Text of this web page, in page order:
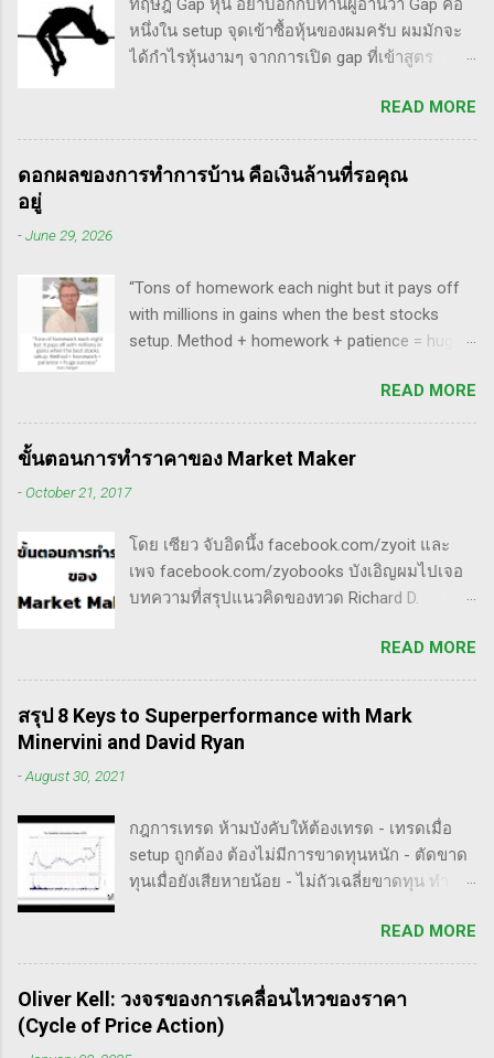
ซื้อมาขายไปในกรอบเวลาหนึ...
Money Selling Stocks Short อีกด้วย ผมเองก็เคย
แปลงานของแกแบบมั่วๆ หลายเรื่องด้วยกันนะ
อาทิ - Voodoo - ทรงหุ้นซิ่ง ราคาย่อ วอลุ่มหาย -
ผมเป็นแฟนคลับของแกนั่นเองครับ ง่ายๆเลย ที่
ชอบเพราะเราต่างมีอาจารย์ร่วมกันก็คือ ปู่โอนีล,
ทวดลิเวอร์มอร์ และทวด Wyckoff นั่นเอง (คือผม
นี้นะ...
ทฤษฎี Gap หุ้น อยาบอกกับท่านผู้อ่านว่า Gap คือ
หนึ่งใน setup จุดเข้าซื้อหุ้นของผมครับ ผมมักจะ
ได้กำไรหุ้นงามๆ จากการเปิด gap ที่เข้าสูตร
ทำการบ้าน มันส่งสัญญาณซื้อ แบบเปิด gap ผมจะ
ชอบมาก แต่ถึงกระนั้น มันก็ไม่ได้เป๊ะทุกตัวนะ
ครับ มีล้มเหลวเกินครึ่ง เราต้องคอยคัดตัวที่ไม่ดี
ออก เหลือตัวเจ๋งๆ แรงๆ ให้มันวิ่งทำเงินให้เราไป
เมื่อเอามาใช้ร่วมกับวอลุ่ม ในคลิปนี้เธอจัดเต็ม
เรื่องของ gap ซึ่งถือว่าครบเครื่องเอามากๆ ทฤษฎี
gap ที่เกี่ยวข้องกับเวฟ มีดังนี้ Common gap ใน
มือที่หวงของ เพราะเขาจะตบขึ้น/ลงเพื่อให้เม่า
คายหุ้นคืน ยิ่งมีเยอะยิ่งน่าสนใจ gap ประเภทนี้มัก
จะมีการลงมาปิดในเวลาอีกไม่นาน เพราะราคายัง
ประเภท double three Breakaway gap เป็นการ
กระโดดข้ามเวฟสอง...
READ MORE
ดอกผลของการทำการบ้าน คือเงินล้านที่รอคุณ
อยู่
-June 29, 2026
“Tons of homework each night but it pays off
with millions in gains when the best stocks
setup. Method + homework + patience = huge
“การทำการบ้านอย่างหนักทุกคืน จะให้ผล
ตอบแทนเป็นผลกำไรมหาศาลเป็นล้านๆ เมื่อรวม
วิธีการที่พิสูจน์ได้ การบ้าน และความอดทนเข้า
เป็นการติดตามข่าวสาร การวิเคราะห์ทางเทคนิค
หรือปัจจัยพื้นฐาน การสแกนหุ้นที่มีศักยภาพเป็นผู้
ชนะในอนาคต การลงรายละเอียดในการวิเคราะห์
จังหวะที่เหมาะสมในการเข้าเทรด . - วิธีการที่
พิสูจน์แล้วว่าทำเงินได้จริงและทำซ้ำได้ตลอด
(Method): การมีระบบหรือกลยุทธ์ที่ชัดเจนในการ
เทรดเป็นสิ่งสำคัญ เพราะจะช่วยให้คุณไม่หลงลืม
(Patience): การรอคอยและไม่รีบร้อนถือเป็น
คุณสมบัติที่สำคัญในนักเทรด ความอดทนช่วยให้
คุณสามารถทนต่อความผันผวนของตลาดและรอ
คอยจังหวะที่ดี...
READ MORE
ขั้นตอนการทำราคาของ Market Maker
-October 21, 2017
โดย เซียว จับอิดนึ้ง facebook.com/zyoit และ
เพจ facebook.com/zyobooks บังเอิญผมไปเจอ
บทความที่สรุปแนวคิดของทวด Richard D.
เอง, ก็เลยอดตื่นใจไม่ได้กับข้อมูลที่เขาเขียนถึง "
How Manipulators Operate " ซึีงผมตีความว่ามัน
น่าเป็น " ขั้นตอนการทำราคาของ Market Maker "
พอได้สแกนคร่าวๆแล้วก็รู้สึกว่าน่าสนใจ เลย
พยายามแปลให้ตัวเองรู้เรื่อง แม้ว่าภาษาของแกจะ
อาจจะไม่เป๊ะตามใจความที่เขาพยายามสื่อ แต่ก็
น่าจะพอเห็นภาพได้ในระดับหนึ่งครับ ใครที่ภาษา
อังกฤษคล่องๆ ก็ไปอ่านต้นฉบับได้ที่ลิ้งค์นี้นะ
3/01/21/book-review-of-stock-market-
technique-number-one-by-richard-d-wyckoff/
ขั้นตอนการทำราคาของ Market Maker 1) เลือก
เป้าหมาย - ทำการทดสอบอย่างต่อเนื่องเพื่อดูว่า
READ MORE
สรุป 8 Keys to Superperformance with Mark
Minervini and David Ryan
-August 30, 2021
กฎการเทรด ห้ามบังคับให้ต้องเทรด - เทรดเมื่อ
setup ถูกต้อง ต้องไม่มีการขาดทุนหนัก - ตัดขาด
ทุนเมื่อยังเสียหายน้อย - ไม่ถัวเฉลี่ยขาดทุน ทำ
ตนเอง และต้องตั้งกฏขึ้นมา - ต้องมีวินัย ทำตาม
กฎ - ต้องอยู่ในขอบเขตความรู้/สามารถในการ
แข่งขันตน - เทรดตาม setup ที่คุ้นเคย - ห้ามถัว
เฉลี่ยขาดทุน เป้าหมายของนักเทรดมืออาชีพ -
ตัดขาดทุนให้เสียหายน้อยไว้ก่อน - กินกำไรคำ
READ MORE
Oliver Kell: วงจรของการเคลื่อนไหวของราคา
(Cycle of Price Action)